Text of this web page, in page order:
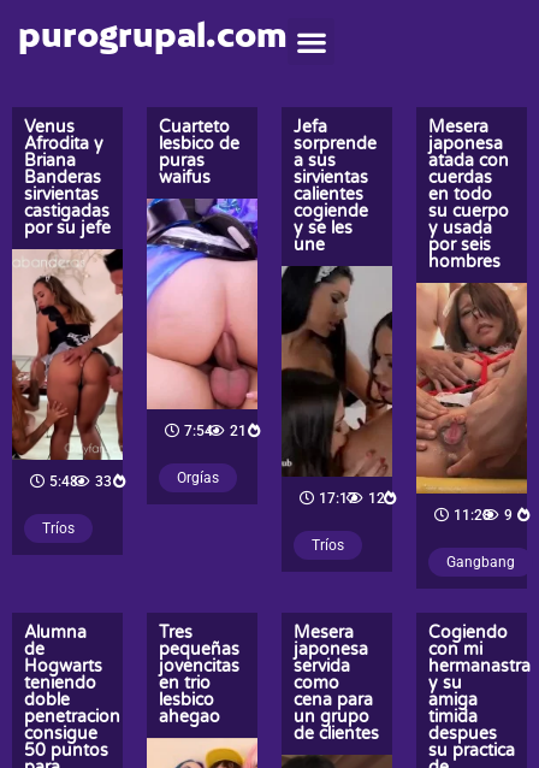
purogrupal.com
Venus
Afrodita y
Briana
Banderas
sirvientas
castigadas
por su jefe
5:48 33
Tríos
Cuarteto
lesbico de
puras
waifus
7:54 21
Orgías
Jefa
sorprende
a sus
sirvientas
calientes
cogiende
y se les
une
17:17 12
Tríos
Mesera
japonesa
atada con
cuerdas
en todo
su cuerpo
y usada
por seis
hombres
11:28 9
Gangbang
Alumna
de
Hogwarts
teniendo
doble
penetracion
consigue
50 puntos
Tres
pequeñas
jovencitas
en trio
lesbico
ahegao
Mesera
japonesa
servida
como
cena para
un grupo
de clientes
Cogiendo
con mi
hermanastra
y su
amiga
timida
despues
su practica